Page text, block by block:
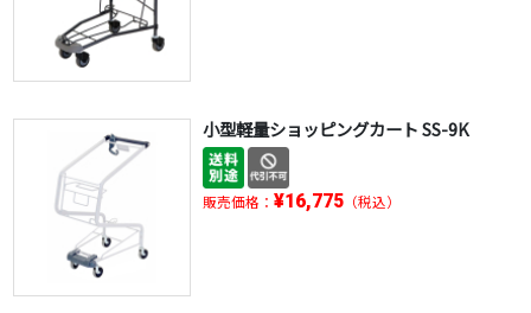
小型軽量ショッピングカート SS-9K
販売価格： ¥16,775（税込）